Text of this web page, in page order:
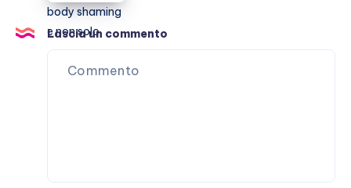
Mello:
accusata
di
body
Lascia un commento